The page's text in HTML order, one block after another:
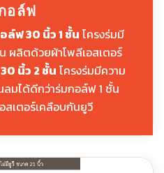
อล์ฟ
ล์ฟ 30 นิ้ว 1 ชั้น โครงร่มมี
ผลิตด้วยผ้าโพลีเอสเตอร์
นิ้ว 2 ชั้น โครงร่มมีความ
ลมได้ดีกว่าร่มกอล์ฟ 1 ชั้น
สเตอร์เคลือบกันยูวี